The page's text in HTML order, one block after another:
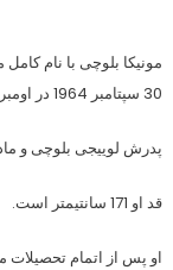
30 سپتامبر 1964 در اومبریا، ایتالیا به دنیا آمد.
پدرش لوییجی بلوچی و
قد او 171 سانتیمتر است.
او پس از اتمام